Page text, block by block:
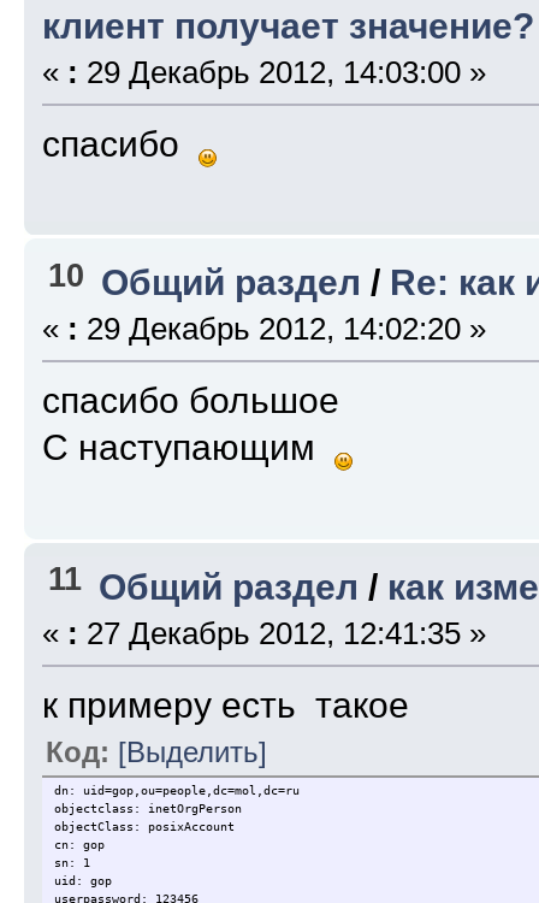
клиент получает значение?
« : 29 Декабрь 2012, 14:03:00 »
спасибо
10 Общий раздел / Re: как
« : 29 Декабрь 2012, 14:02:20 »
спасибо большое
С наступающим
11 Общий раздел / как
« : 27 Декабрь 2012, 12:41:35 »
к примеру есть такое
Код: [Выделить]
dn: uid=gop,ou=people,dc=mol,dc=ru
objectclass: inetOrgPerson
objectClass: posixAccount
cn: gop
sn: 1
uid: gop
userpassword: 123456